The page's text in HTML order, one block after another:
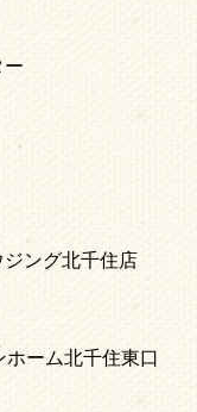
ー
ング北千住店
ホーム北千住東口